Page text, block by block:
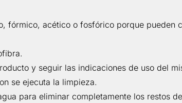
fórmico, acético o fosfórico porque pueden
y seguir las indicaciones de uso del
se ejecuta la limpieza.
para eliminar completamente los restos